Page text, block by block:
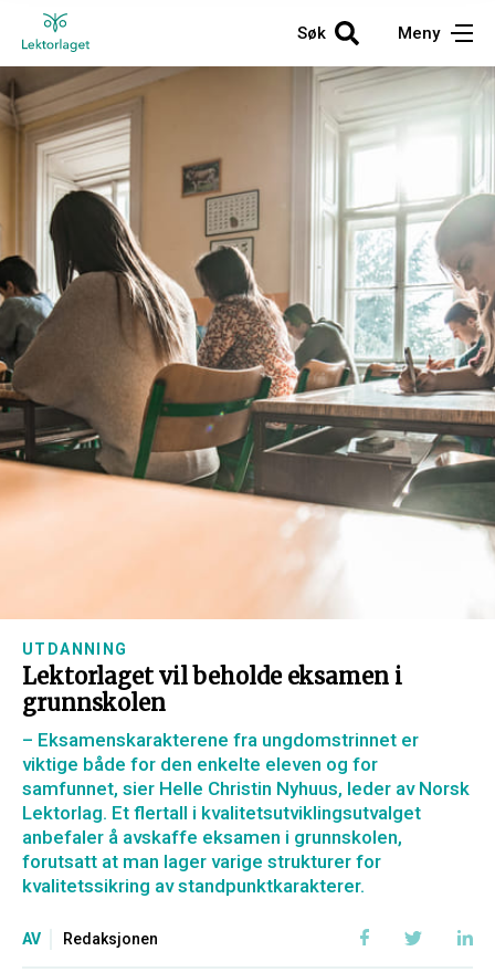
Søk Meny
UTDANNING
Lektorlaget vil beholde eksamen i
grunnskolen
– Eksamenskarakterene fra ungdomstrinnet er
viktige både for den enkelte eleven og for
samfunnet, sier Helle Christin Nyhuus, leder av Norsk
Lektorlag. Et flertall i kvalitetsutviklingsutvalget
anbefaler å avskaffe eksamen i grunnskolen,
forutsatt at man lager varige strukturer for
kvalitetssikring av standpunktkarakterer.
AV Redaksjonen